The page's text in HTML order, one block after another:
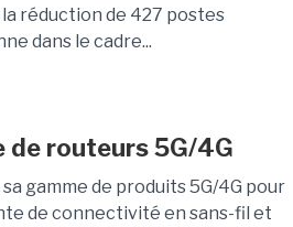
réduction de 427 postes
dans le cadre...
de routeurs 5G/4G
gamme de produits 5G/4G pour
de connectivité en sans-fil et